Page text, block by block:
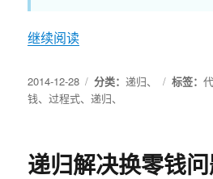
继续阅读
2014-12-28 分类：递归、 标签：
钱、过程式、递归、
递归解决换零钱